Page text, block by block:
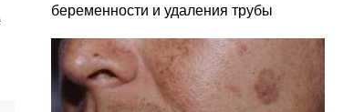
беременности и удаления трубы